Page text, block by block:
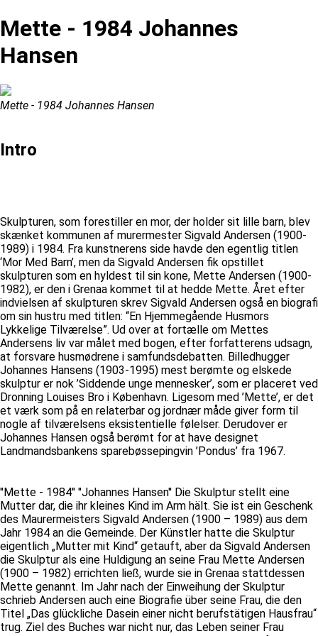
Mette - 1984 Johannes
Hansen
Mette - 1984 Johannes Hansen
Intro
Skulpturen, som forestiller en mor, der holder sit lille barn, blev
skænket kommunen af murermester Sigvald Andersen (1900-
1989) i 1984. Fra kunstnerens side havde den egentlig titlen
‘Mor Med Barn’, men da Sigvald Andersen fik opstillet
skulpturen som en hyldest til sin kone, Mette Andersen (1900-
1982), er den i Grenaa kommet til at hedde Mette. Året efter
indvielsen af skulpturen skrev Sigvald Andersen også en biografi
om sin hustru med titlen: “En Hjemmegående Husmors
Lykkelige Tilværelse”. Ud over at fortælle om Mettes
Andersens liv var målet med bogen, efter forfatterens udsagn,
at forsvare husmødrene i samfundsdebatten. Billedhugger
Johannes Hansens (1903-1995) mest berømte og elskede
skulptur er nok ’Siddende unge mennesker’, som er placeret ved
Dronning Louises Bro i København. Ligesom med ’Mette’, er det
et værk som på en relaterbar og jordnær måde giver form til
nogle af tilværelsens eksistentielle følelser. Derudover er
Johannes Hansen også berømt for at have designet
Landmandsbankens sparebøssepingvin ’Pondus’ fra 1967.
''Mette - 1984'' ''Johannes Hansen'' Die Skulptur stellt eine
Mutter dar, die ihr kleines Kind im Arm hält. Sie ist ein Geschenk
des Maurermeisters Sigvald Andersen (1900 – 1989) aus dem
Jahr 1984 an die Gemeinde. Der Künstler hatte die Skulptur
eigentlich „Mutter mit Kind“ getauft, aber da Sigvald Andersen
die Skulptur als eine Huldigung an seine Frau Mette Andersen
(1900 – 1982) errichten ließ, wurde sie in Grenaa stattdessen
Mette genannt. Im Jahr nach der Einweihung der Skulptur
schrieb Andersen auch eine Biografie über seine Frau, die den
Titel „Das glückliche Dasein einer nicht berufstätigen Hausfrau“
trug. Ziel des Buches war nicht nur, das Leben seiner Frau